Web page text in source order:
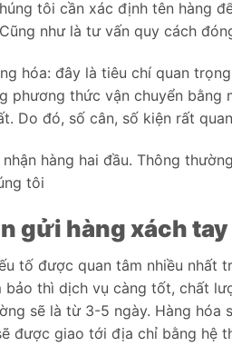
tôi cần xác định tên hàng
như là tư vấn quy cách
hóa: đây là tiêu chí quan
phương thức vận chuyển
Do đó, số cân, số kiện rất
hàng hai đầu. Thông
tôi
gửi hàng xách tay
tố được quan tâm nhiều nhất
bảo thì dịch vụ càng tốt, chất
sẽ là từ 3-5 ngày. Hàng hóa
được giao tới địa chỉ bằng hệ